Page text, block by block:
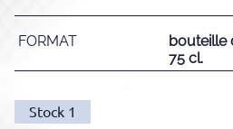
FORMAT
bouteille
75 cl.
Stock 1